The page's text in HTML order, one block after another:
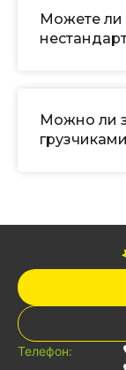
Можете ли
Можно ли
Телефон: